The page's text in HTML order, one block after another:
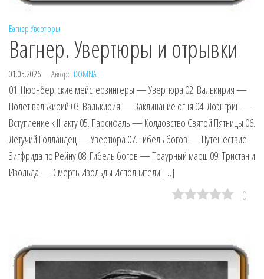
Вагнер Увертюры
Вагнер. Увертюры и отрывки
01.05.2026 Автор: DOMNA
01. Нюрнбергские мейстерзингеры — Увертюра 02. Валькирия —
Полет валькирий 03. Валькирия — Заклинание огня 04. Лоэнгрин —
Вступление к III акту 05. Парсифаль — Колдовство Святой Пятницы 06.
Летучий Голландец — Увертюра 07. Гибель богов — Путешествие
Зигфрида по Рейну 08. Гибель богов — Траурный марш 09. Тристан и
Изольда — Смерть Изольды Исполнители […]
0